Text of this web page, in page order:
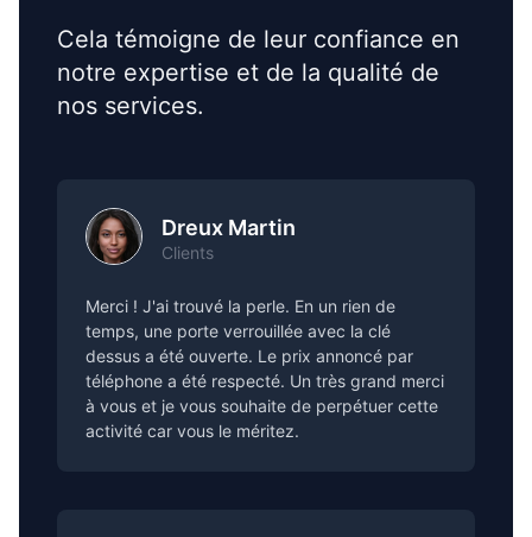
Cela témoigne de leur confiance en
notre expertise et de la qualité de
nos services.
Dreux Martin
Clients
Merci ! J'ai trouvé la perle. En un rien de
temps, une porte verrouillée avec la clé
dessus a été ouverte. Le prix annoncé par
téléphone a été respecté. Un très grand merci
à vous et je vous souhaite de perpétuer cette
activité car vous le méritez.